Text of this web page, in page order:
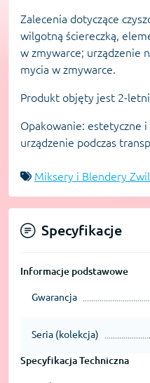
Zalecenia dotyczące
wilgotną ściereczką,
w zmywarce; urządzenie
mycia w zmywarce.
Produkt objęty jest 2-
Opakowanie: estetyczne i
urządzenie podczas
Miksery i Blendery
Specyfikacje
Informacje podstawowe
Gwarancja
Seria (kolekcja)
Specyfikacja Techniczna